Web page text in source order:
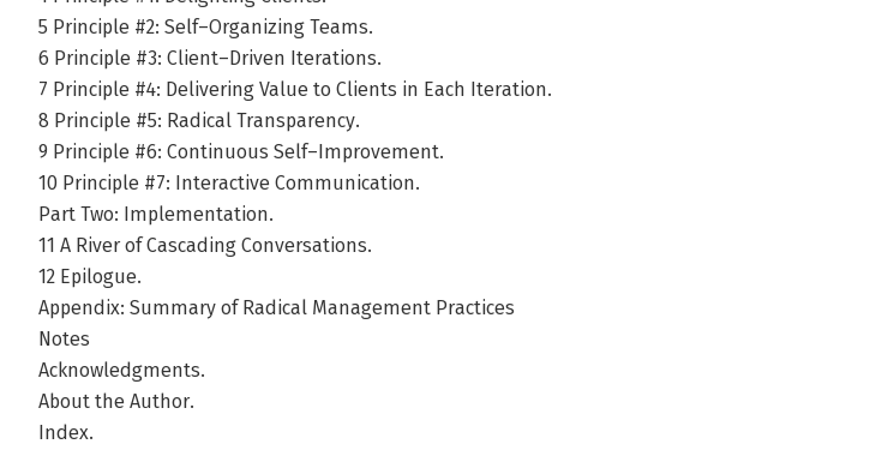
5 Principle #2: Self–Organizing Teams.
6 Principle #3: Client–Driven Iterations.
7 Principle #4: Delivering Value to Clients in Each Iteration.
8 Principle #5: Radical Transparency.
9 Principle #6: Continuous Self–Improvement.
10 Principle #7: Interactive Communication.
Part Two: Implementation.
11 A River of Cascading Conversations.
12 Epilogue.
Appendix: Summary of Radical Management Practices
Notes
Acknowledgments.
About the Author.
Index.